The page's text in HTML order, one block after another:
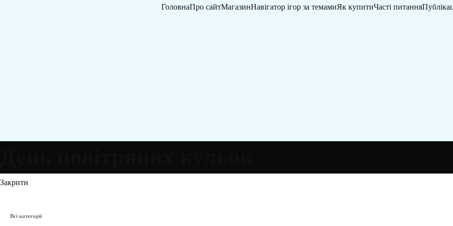
ГоловнаПро сайтМагазинНавігатор ігор за темамиЯк купитиЧасті питання
Закрити
Всі категорії